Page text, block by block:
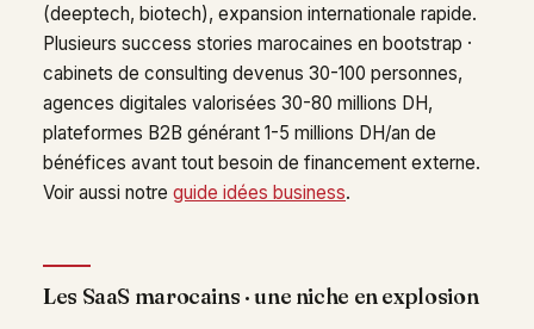
(deeptech, biotech), expansion internationale rapide.
Plusieurs success stories marocaines en bootstrap ·
cabinets de consulting devenus 30-100 personnes,
agences digitales valorisées 30-80 millions DH,
plateformes B2B générant 1-5 millions DH/an de
bénéfices avant tout besoin de financement externe.
Voir aussi notre guide idées business.
Les SaaS marocains · une niche en explosion